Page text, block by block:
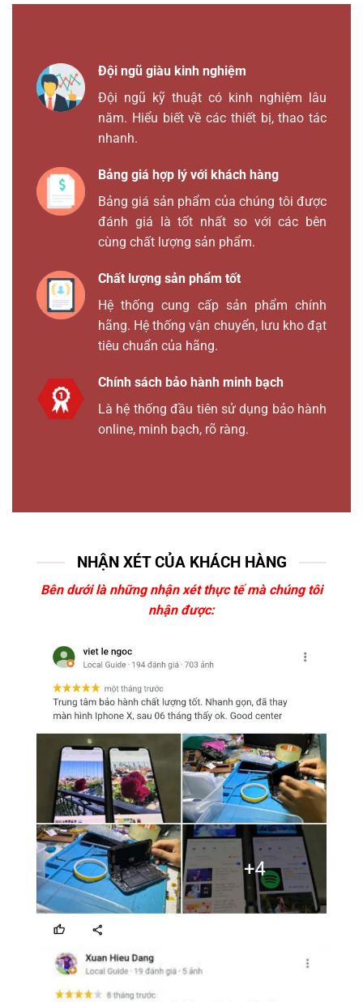
Đội ngũ giàu kinh nghiệm
Đội ngũ kỹ thuật có kinh nghiệm lâu
năm. Hiểu biết về các thiết bị, thao tác
nhanh.
Bảng giá hợp lý với khách hàng
Bảng giá sản phẩm của chúng tôi được
đánh giá là tốt nhất so với các bên
cùng chất lượng sản phẩm.
Chất lượng sản phẩm tốt
Hệ thống cung cấp sản phẩm chính
hãng. Hệ thống vận chuyển, lưu kho đạt
tiêu chuẩn của hãng.
Chính sách bảo hành minh bạch
Là hệ thống đầu tiên sử dụng bảo hành
online, minh bạch, rõ ràng.
NHẬN XÉT CỦA KHÁCH HÀNG
Bên dưới là những nhận xét thực tế mà chúng tôi
nhận được: